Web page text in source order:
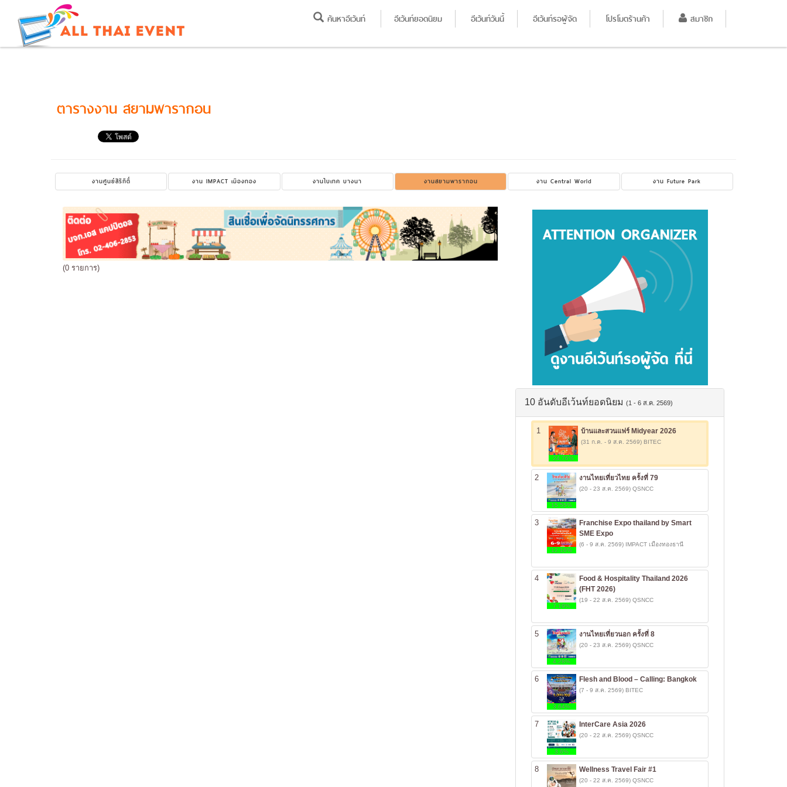
ค้นหาอีเว้นท์ อีเว้นท์ยอดนิยม อีเว้นท์วันนี้ อีเว้นท์รอผู้จัด โปรโมตร้านค้า สมาชิก
ตารางงาน สยามพารากอน
งานศูนย์สิริกิติ์ งาน IMPACT เมืองทอง งานไบเทค บางนา งานสยามพารากอน งาน Central World งาน Future Park
(0 รายการ)
10 อันดับอีเว้นท์ยอดนิยม(1 - 6 ส.ค. 2569)
1
24.76%
บ้านและสวนแฟร์ Midyear 2026
(31 ก.ค. - 9 ส.ค. 2569) BITEC
2
15.55%
งานไทยเที่ยวไทย ครั้งที่ 79
(20 - 23 ส.ค. 2569) QSNCC
3
12.16%
Franchise Expo thailand by Smart
SME Expo
(6 - 9 ส.ค. 2569) IMPACT เมืองทองธานี
4
7.19%
Food & Hospitality Thailand 2026
(FHT 2026)
(19 - 22 ส.ค. 2569) QSNCC
5
4.28%
งานไทยเที่ยวนอก ครั้งที่ 8
(20 - 23 ส.ค. 2569) QSNCC
6
3.64%
Flesh and Blood – Calling: Bangkok
(7 - 9 ส.ค. 2569) BITEC
7
3.6%
InterCare Asia 2026
(20 - 22 ส.ค. 2569) QSNCC
8 Wellness Travel Fair #1
(20 - 22 ส.ค. 2569) QSNCC